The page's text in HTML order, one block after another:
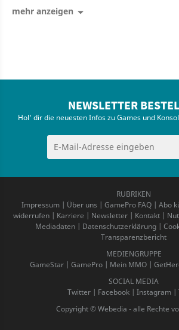
mehr anzeigen
NEWSLETTER
Hol' dir die neuesten Infos zu Games und
RUBRIKEN
Impressum| Über uns | GamePro FAQ| Abo
widerrufen | Karriere | Newsletter | Kontakt |
Mediadaten| Datenschutzerklärung|
Transparenzbericht
MEDIENGRUPPE
GameStar | GamePro | Mein MMO |
SOCIAL MEDIA
Twitter | Facebook | Instagram |
Copyright © Webedia - alle Rechte